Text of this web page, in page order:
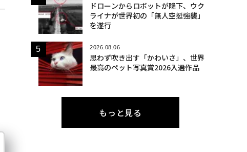
ドローンからロボットが降下、ウク
ライナが世界初の「無人空挺強襲」
を遂行
2026.08.06
思わず吹き出す「かわいさ」、世界
最高のペット写真賞2026入選作品
もっと見る